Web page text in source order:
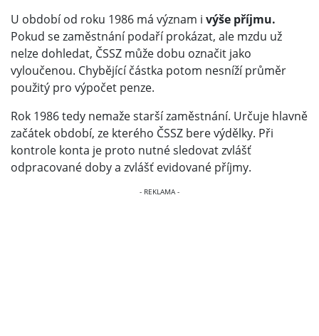
U období od roku 1986 má význam i výše příjmu.
Pokud se zaměstnání podaří prokázat, ale mzdu už
nelze dohledat, ČSSZ může dobu označit jako
vyloučenou. Chybějící částka potom nesníží průměr
použitý pro výpočet penze.
Rok 1986 tedy nemaže starší zaměstnání. Určuje hlavně
začátek období, ze kterého ČSSZ bere výdělky. Při
kontrole konta je proto nutné sledovat zvlášť
odpracované doby a zvlášť evidované příjmy.